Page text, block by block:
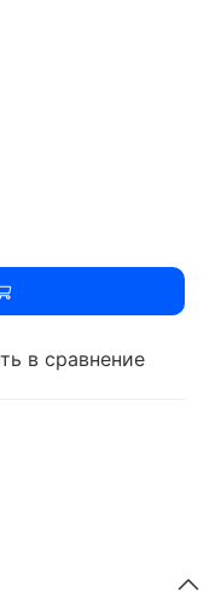
в сравнение